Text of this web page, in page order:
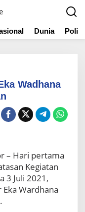
Dunia
Wadhana
– Hari pertama
Kegiatan
3 Juli 2021,
Eka Wardhana